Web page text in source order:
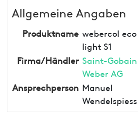
Allgemeine Angaben
Produktname webercol eco
light S1
Firma/Händler Saint-Gobain
Weber AG
Ansprechperson Manuel
Wendelspiess